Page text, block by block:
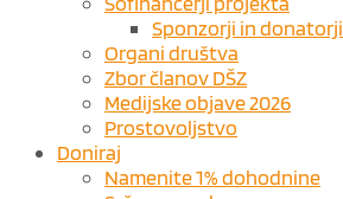
Sponzorji in donatorji
Organi društva
Zbor članov DŠZ
Medijske objave 2026
Prostovoljstvo
Doniraj
Namenite 1% dohodnine